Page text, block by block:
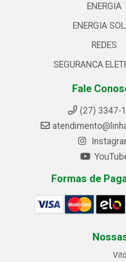
ENERGIA
ENERGIA
REDES
SEGURANCA
Fale
(27) 3347-
Formas de